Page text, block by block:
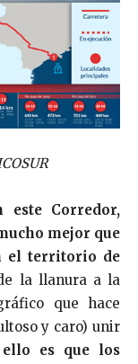
este Corredor,
mejor que
el territorio de
la llanura a la
que hace
y caro) unir
es que los